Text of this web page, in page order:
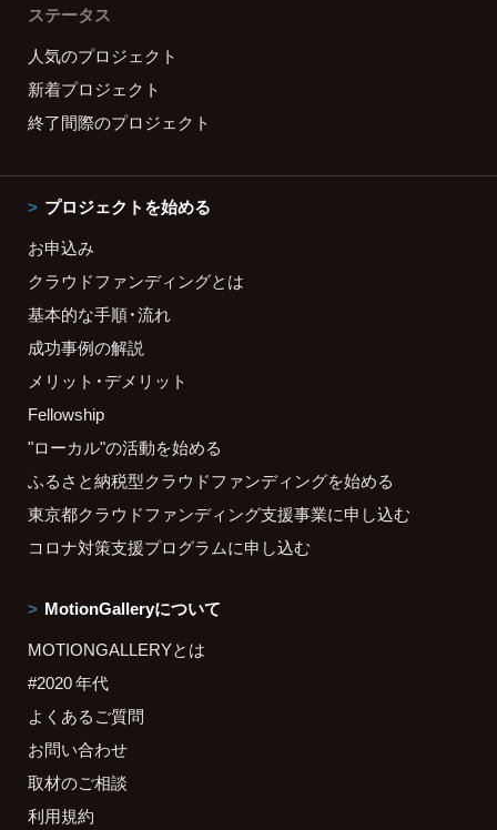
ステータス
人気のプロジェクト
新着プロジェクト
終了間際のプロジェクト
プロジェクトを始める
お申込み
クラウドファンディングとは
基本的な手順・流れ
成功事例の解説
メリット・デメリット
Fellowship
"ローカル"の活動を始める
ふるさと納税型クラウドファンディングを始める
東京都クラウドファンディング支援事業に申し込む
コロナ対策支援プログラムに申し込む
MotionGalleryについて
MOTIONGALLERYとは
#2020 年代
よくあるご質問
お問い合わせ
取材のご相談
利用規約